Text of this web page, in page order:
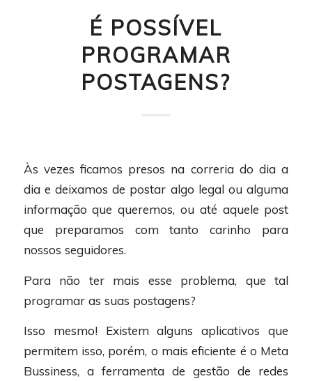
É POSSÍVEL
PROGRAMAR
POSTAGENS?
Às vezes ficamos presos na correria do dia a
dia e deixamos de postar algo legal ou alguma
informação que queremos, ou até aquele post
que preparamos com tanto carinho para
nossos seguidores.
Para não ter mais esse problema, que tal
programar as suas postagens?
Isso mesmo! Existem alguns aplicativos que
permitem isso, porém, o mais eficiente é o Meta
Bussiness, a ferramenta de gestão de redes